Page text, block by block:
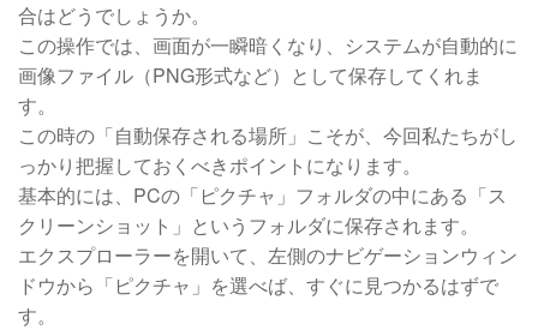
合はどうでしょうか。
この操作では、画面が一瞬暗くなり、システムが自動的に
画像ファイル（PNG形式など）として保存してくれま
す。
この時の「自動保存される場所」こそが、今回私たちがし
っかり把握しておくべきポイントになります。
基本的には、PCの「ピクチャ」フォルダの中にある「ス
クリーンショット」というフォルダに保存されます。
エクスプローラーを開いて、左側のナビゲーションウィン
ドウから「ピクチャ」を選べば、すぐに見つかるはずで
す。